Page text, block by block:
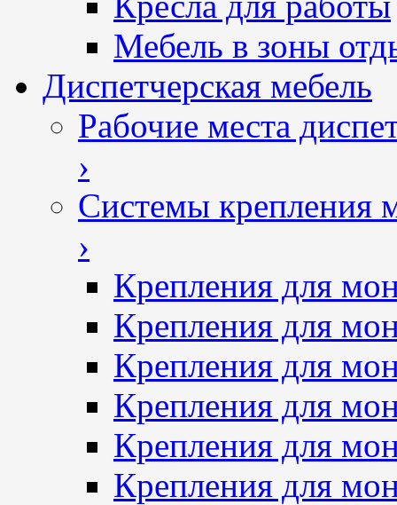
Мебель в зоны
Диспетчерская мебель
Рабочие места
›
Системы крепления
›
Крепления для
Крепления для
Крепления для
Крепления для
Крепления для
Крепления для